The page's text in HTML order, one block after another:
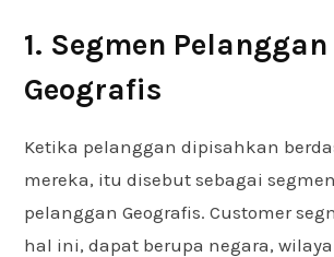
1. Segmen Pelanggan
Geografis
Ketika pelanggan dipisahkan
mereka, itu disebut sebagai
pelanggan Geografis. Customer
hal ini, dapat berupa negara,